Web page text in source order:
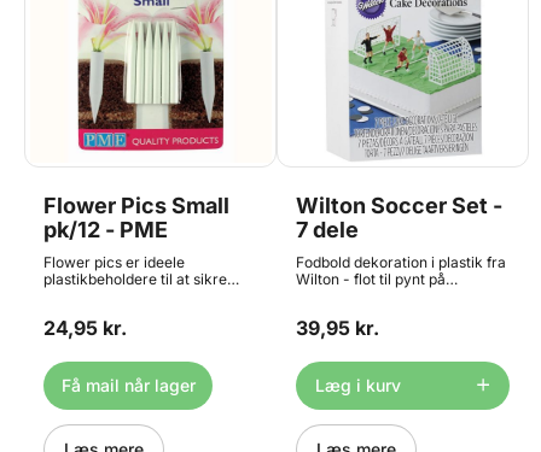
festlig kagedekoration til
enhver gaming-inspireret
fejring. Fordele: Bløde
marshmallow treats formet
som spillecontrollere Perfekte
til gaming-temaer og
fødselsdage Ideelle til både
børn og teenagere Flotte som
pynt på cupcakes, lagkager og
dessertborde Pakke med 12
marshmallow treats
Flower Pics Small
pk/12 - PME
Flower pics er ideele
plastikbeholdere til at sikre
dekorationer. Kan også fyldes
friske blomster. Størrelse: 5 cm
lange, indvendig mål ca. 0,3
cm. Indhold: 12 stk.
24,95 kr.
Få mail når lager
Wilton Soccer Set -
7 dele
Fodbold dekoration i plastik fra
Wilton - flot til pynt på
og 2 mål. Mål: 10 x 8 cm
39,95 kr.
Læg i kurv